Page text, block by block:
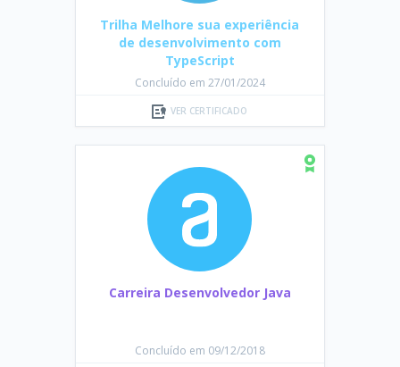
Trilha Melhore sua experiência
de desenvolvimento com
TypeScript
Concluído em 27/01/2024
VER CERTIFICADO
Carreira Desenvolvedor Java
Concluído em 09/12/2018